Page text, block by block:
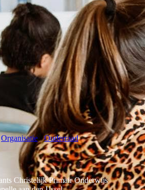
Organisatie ›Ouderraad
Christelijk Primair Onderwijs